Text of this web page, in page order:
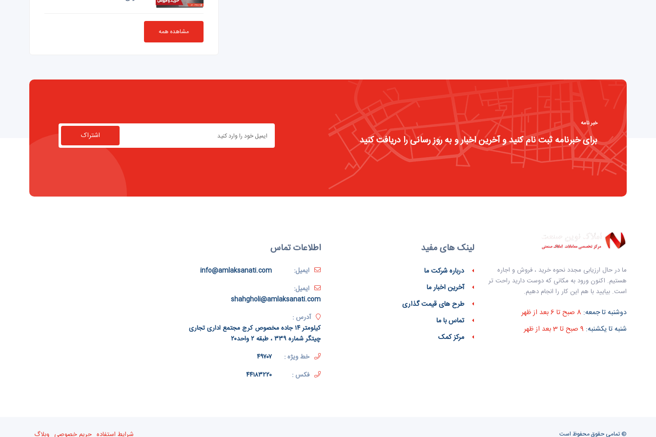
مشاهده همه
خبر نامه
برای خبرنامه ثبت نام کنید و آخرین اخبار و به روز رسانی را دریافت کنید اشتراک
ما در حال ارزیابی مجدد نحوه خرید ، فروش و اجاره
هستیم. اکنون ورود به مکانی که دوست دارید راحت تر
است. بیایید با هم این کار را انجام دهیم.
دوشنبه تا جمعه:
شنبه تا یکشنبه:
لینک های مفید
درباره شرکت ما
آخرین اخبار ما
طرح های قیمت گذاری
تماس با ما
مرکز کمک
اطلاعات تماس
ایمیل:
info@amlaksanati.com
ایمیل:
shahgholi@amlaksanati.com
آدرس :
کیلومتر ۱۴ جاده مخصوص کرج مجتمع اداری تجاری
چیتگر شماره ۳۳۹ ، طبقه ۲ واحد۲۰
خط ویژه :
۴۹۷۰۷
فکس :
۴۴۱۸۳۲۲۰
© تمامی حقوق محفوظ است شرایط استفاده حریم خصوصی وبلاگ